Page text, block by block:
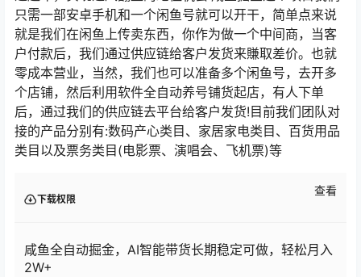
只需一部安卓手机和一个闲鱼号就可以开干，简单点来说
就是我们在闲鱼上传卖东西，你作为做一个中间商，当客
户付款后，我们通过供应链给客户发货来賺取差价。也就
零成本营业，当然，我们也可以准备多个闲鱼号，去开多
个店铺，然后利用软件全自动养号铺货起店，有人下单
后，通过我们的供应链去平台给客户发货!目前我们团队对
接的产品分别有:数码产心类目、家居家电类目、百货用品
类目以及票务类目(电影票、演唱会、飞机票)等
下载权限
查看
咸鱼全自动掘金，AI智能带货长期稳定可做，轻松月入
2W+